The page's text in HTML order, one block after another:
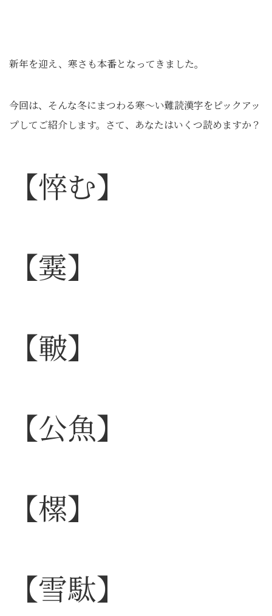
新年を迎え、寒さも本番となってきました。
今回は、そんな冬にまつわる寒～い難読漢字をピックアッ
プしてご紹介します。さて、あなたはいくつ読めますか？
【悴む】
【霙】
【皸】
【公魚】
【樏】
【雪駄】